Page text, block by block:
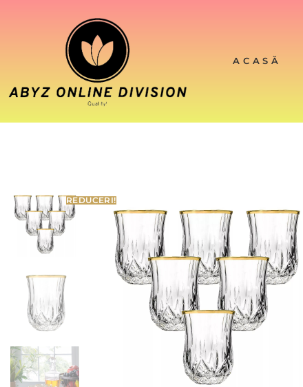
ACASĂ
REDUCERI!